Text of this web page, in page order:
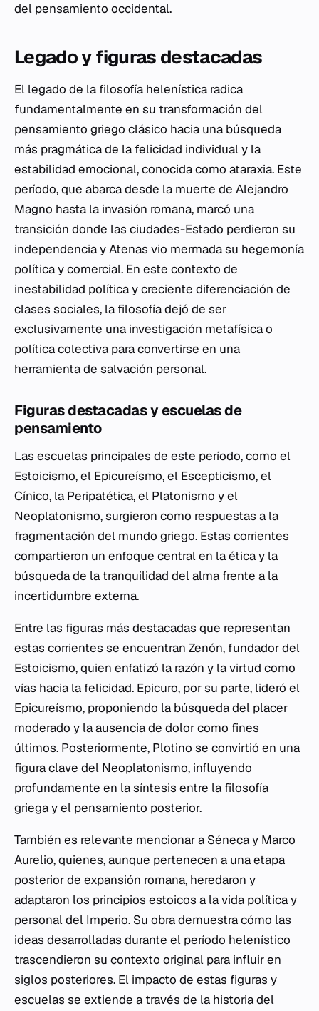
del pensamiento occidental.
Legado y figuras destacadas
El legado de la filosofía helenística radica
fundamentalmente en su transformación del
pensamiento griego clásico hacia una búsqueda
más pragmática de la felicidad individual y la
estabilidad emocional, conocida como ataraxia. Este
período, que abarca desde la muerte de Alejandro
Magno hasta la invasión romana, marcó una
transición donde las ciudades-Estado perdieron su
independencia y Atenas vio mermada su hegemonía
política y comercial. En este contexto de
inestabilidad política y creciente diferenciación de
clases sociales, la filosofía dejó de ser
exclusivamente una investigación metafísica o
política colectiva para convertirse en una
herramienta de salvación personal.
Figuras destacadas y escuelas de
pensamiento
Las escuelas principales de este período, como el
Estoicismo, el Epicureísmo, el Escepticismo, el
Cínico, la Peripatética, el Platonismo y el
Neoplatonismo, surgieron como respuestas a la
fragmentación del mundo griego. Estas corrientes
compartieron un enfoque central en la ética y la
búsqueda de la tranquilidad del alma frente a la
incertidumbre externa.
Entre las figuras más destacadas que representan
estas corrientes se encuentran Zenón, fundador del
Estoicismo, quien enfatizó la razón y la virtud como
vías hacia la felicidad. Epicuro, por su parte, lideró el
Epicureísmo, proponiendo la búsqueda del placer
moderado y la ausencia de dolor como fines
últimos. Posteriormente, Plotino se convirtió en una
figura clave del Neoplatonismo, influyendo
profundamente en la síntesis entre la filosofía
griega y el pensamiento posterior.
También es relevante mencionar a Séneca y Marco
Aurelio, quienes, aunque pertenecen a una etapa
posterior de expansión romana, heredaron y
adaptaron los principios estoicos a la vida política y
personal del Imperio. Su obra demuestra cómo las
ideas desarrolladas durante el período helenístico
trascendieron su contexto original para influir en
siglos posteriores. El impacto de estas figuras y
escuelas se extiende a través de la historia del